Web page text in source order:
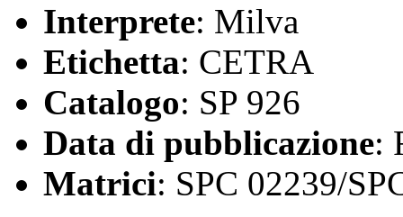
Interprete: Milva
Etichetta: CETRA
Catalogo: SP 926
Data di pubblicazione:
Matrici: SPC 02239/